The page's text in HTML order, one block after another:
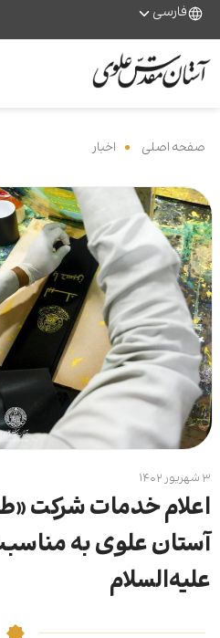
فارسی
صفحه اصلی اخبار
۳ شهریور ۱۴۰۲
اعلام خدمات شرکت
آستان علوی به‌
علیه‌السلام